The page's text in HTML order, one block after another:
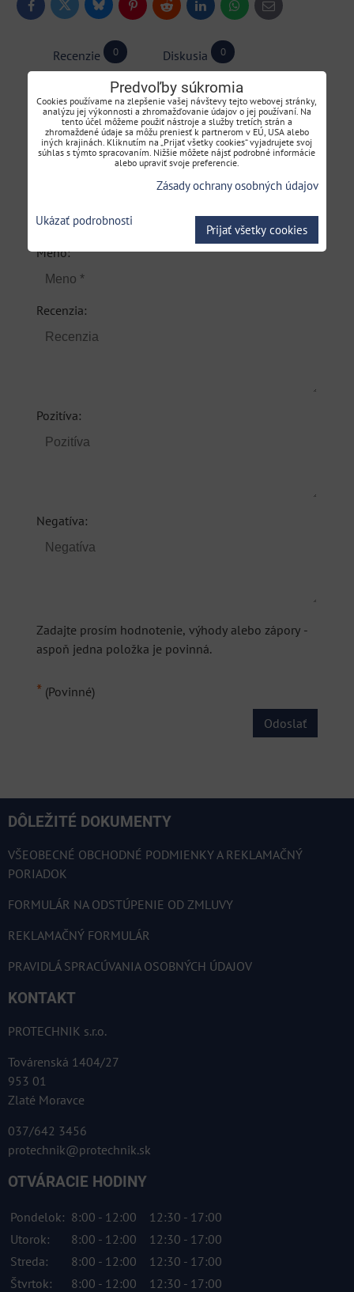
FacebookTwitter BlueskyPinterestReddit LinkedInWhatsApp
E-
mail
Recenzie 0 Diskusia 0
Hodnotenie produktu
Pridať recenziu
Meno:*
Recenzia:
Pozitíva:
Negatíva:
Zadajte prosím hodnotenie, výhody alebo zápory -
aspoň jedna položka je povinná.
* (Povinné)
Odoslať
DÔLEŽITÉ DOKUMENTY
VŠEOBECNÉ OBCHODNÉ PODMIENKY A REKLAMAČNÝ
PORIADOK
FORMULÁR NA ODSTÚPENIE OD ZMLUVY
REKLAMAČNÝ FORMULÁR
PRAVIDLÁ SPRACÚVANIA OSOBNÝCH ÚDAJOV
KONTAKT
PROTECHNIK s.r.o.
Továrenská 1404/27
953 01
Zlaté Moravce
037/642 3456
protechnik@protechnik.sk
OTVÁRACIE HODINY
Pondelok: 8:00 - 12:00
12:30 - 17:00
Utorok:
8:00 - 12:00
12:30 - 17:00
Streda:
8:00 - 12:00
12:30 - 17:00
Štvrtok:
8:00 - 12:00 12:30 - 17:00
Predvoľby súkromia
Cookies používame na zlepšenie vašej návštevy tejto webovej stránky,
analýzu jej výkonnosti a zhromažďovanie údajov o jej používaní. Na
tento účel môžeme použiť nástroje a služby tretích strán a
zhromaždené údaje sa môžu preniesť k partnerom v EÚ, USA alebo
iných krajinách. Kliknutím na „Prijať všetky cookies“ vyjadrujete svoj
súhlas s týmto spracovaním. Nižšie môžete nájsť podrobné informácie
alebo upraviť svoje preferencie.
Zásady ochrany osobných údajov
Ukázať podrobnosti
Prijať všetky cookies